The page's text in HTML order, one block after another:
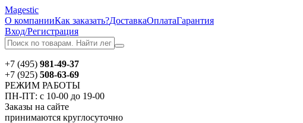
Magestic
О компанииКак заказать?ДоставкаОплатаГарантия
Вход/Регистрация
+7 (495) 981-49-37
+7 (925) 508-63-69
РЕЖИМ РАБОТЫ
ПН-ПТ: с 10-00 до 19-00
Заказы на сайте
принимаются круглосуточно